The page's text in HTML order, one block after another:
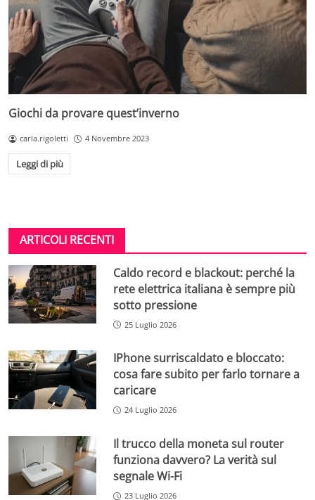
Giochi da provare quest’inverno
carla.rigoletti 4 Novembre 2023
Leggi di più
ARTICOLI RECENTI
Caldo record e blackout: perché la
rete elettrica italiana è sempre più
sotto pressione
25 Luglio 2026
IPhone surriscaldato e bloccato:
cosa fare subito per farlo tornare a
caricare
24 Luglio 2026
Il trucco della moneta sul router
funziona davvero? La verità sul
segnale Wi-Fi
23 Luglio 2026